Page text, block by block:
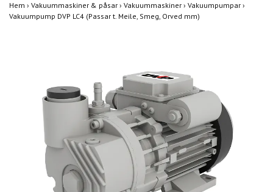
Hem › Vakuummaskiner & påsar › Vakuummaskiner › Vakuumpumpar ›
Vakuumpump DVP LC4 (Passar t. Meile, Smeg, Orved mm)